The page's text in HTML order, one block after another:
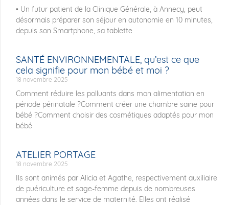
• Un futur patient de la Clinique Générale, à Annecy, peut
désormais préparer son séjour en autonomie en 10 minutes,
depuis son Smartphone, sa tablette
SANTÉ ENVIRONNEMENTALE, qu’est ce que
cela signifie pour mon bébé et moi ?
18 novembre 2025
Comment réduire les polluants dans mon alimentation en
période périnatale ?Comment créer une chambre saine pour
bébé ?Comment choisir des cosmétiques adaptés pour mon
bébé
ATELIER PORTAGE
18 novembre 2025
Ils sont animés par Alicia et Agathe, respectivement auxiliaire
de puériculture et sage-femme depuis de nombreuses
années dans le service de maternité. Elles ont réalisé